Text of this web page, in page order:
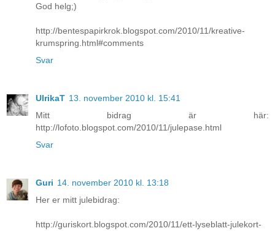
God helg;)
http://bentespapirkrok.blogspot.com/2010/11/kreative-
krumspring.html#comments
Svar
UlrikaT 13. november 2010 kl. 15:41
Mitt bidrag är här:
http://lofoto.blogspot.com/2010/11/julepase.html
Svar
Guri 14. november 2010 kl. 13:18
Her er mitt julebidrag:
http://guriskort.blogspot.com/2010/11/ett-lyseblatt-julekort-